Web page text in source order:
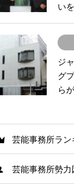
い
ジ
グ
ら
芸能事務所ラン
芸能事務所勢力